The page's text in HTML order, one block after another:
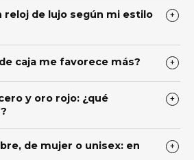
reloj de lujo según mi estilo
+
diario, priorizacomodidad
Para un entorno formal,
y elegantes. Para un ritmo
y materiales duraderos.
caja me favorece más? +
“invada” el contorno de la muñeca
sobresalgan visualmente. Si
elige proporciones contenidas;
una caja mayor puede
y oro rojo: ¿qué
+
y ceremonial. Las
de mujer o unisex: en
+